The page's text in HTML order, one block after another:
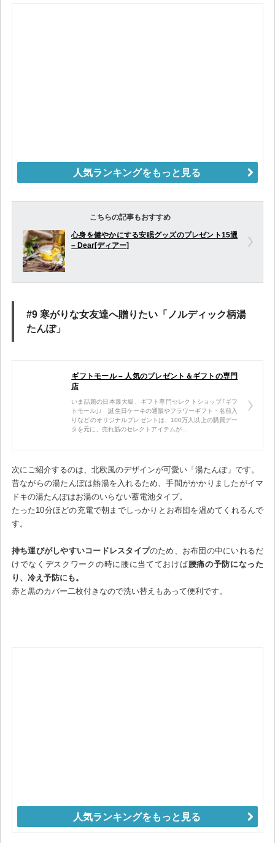
人気ランキングをもっと見る
こちらの記事もおすすめ
心身を健やかにする安眠グッズのプレゼント15選
– Dear[ディアー]
#9 寒がりな女友達へ贈りたい「ノルディック柄湯
たんぽ」
ギフトモール – 人気のプレゼント＆ギフトの専門
店
いま話題の日本最大級、ギフト専門セレクトショップ｢ギフ
トモール｣♪ 誕生日ケーキの通販やフラワーギフト・名前入
りなどのオリジナルプレゼントは、100万人以上の購買デー
タを元に、売れ筋のセレクトアイテムが…
次にご紹介するのは、北欧風のデザインが可愛い「湯たんぽ」です。
昔ながらの湯たんぽは熱湯を入れるため、手間がかかりましたがイマ
ドキの湯たんぽはお湯のいらない蓄電池タイプ。
たった10分ほどの充電で朝までしっかりとお布団を温めてくれるんで
す。
持ち運びがしやすいコードレスタイプのため、お布団の中にいれるだ
けでなくデスクワークの時に腰に当てておけば腰痛の予防になった
り、冷え予防にも。
赤と黒のカバー二枚付きなので洗い替えもあって便利です。
人気ランキングをもっと見る